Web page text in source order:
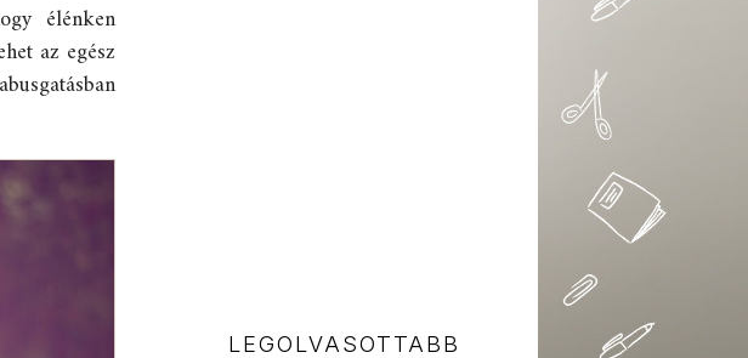
élénken
az egész
LEGOLVASOTTABB